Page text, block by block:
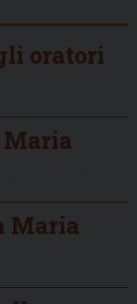
oratori
Maria
Maria